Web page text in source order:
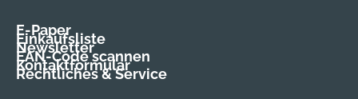
E-Paper
Einkaufsliste
Newsletter
EAN-Code scannen
Kontaktformular
Rechtliches & Service